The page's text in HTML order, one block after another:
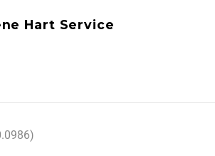
Hart Service